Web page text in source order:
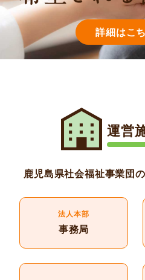
詳細はこ
運営
鹿児島県社会福祉事業団
法人本部
事務局